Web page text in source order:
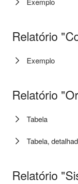
Relatório
Exemplo
Relatório
Tabela
Tabela,
Relatório